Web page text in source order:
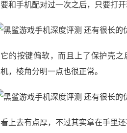
要和手机配对过一次之后，只要打开
它的按键偏软，而且上了保护壳
机，棱角分明一点也很正常。
看上去有点厚，不过其实拿在手里